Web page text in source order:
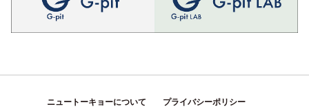
ニュートーキョーについて プライバシーポリシー